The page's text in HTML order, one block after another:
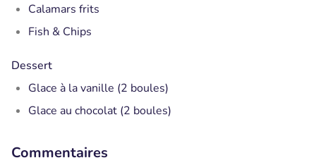
Calamars frits
Fish & Chips
Dessert
Glace à la vanille (2 boules)
Glace au chocolat (2 boules)
Commentaires